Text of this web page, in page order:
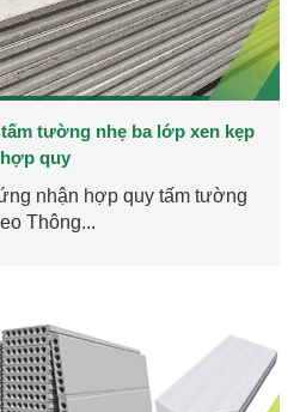
tường nhẹ ba lớp xen kẹp
quy
nhận hợp quy tấm tường
Thông...